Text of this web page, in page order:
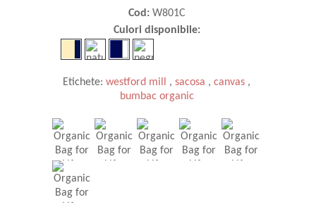
Cod:W801C
Culori disponibile:
Etichete: westford mill , sacosa , canvas ,
bumbac organic